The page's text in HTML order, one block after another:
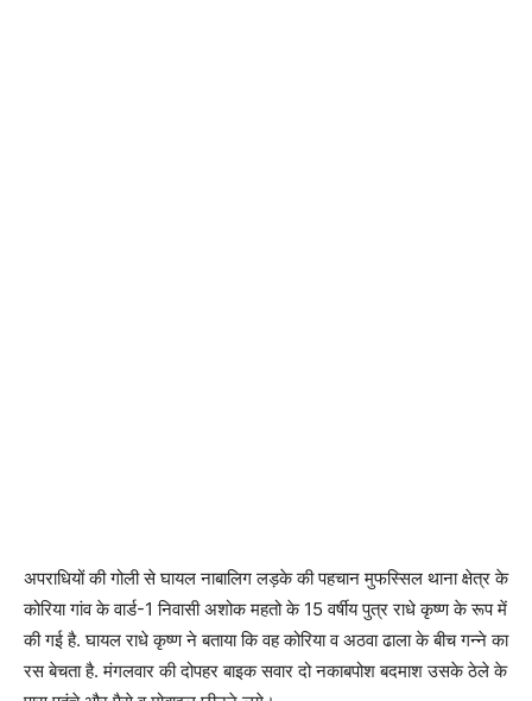
अपराधियों की गोली से घायल नाबालिग लड़के की पहचान मुफस्सिल थाना क्षेत्र के
कोरिया गांव के वार्ड-1 निवासी अशोक महतो के 15 वर्षीय पुत्र राधे कृष्ण के रूप में
की गई है. घायल राधे कृष्ण ने बताया कि वह कोरिया व अठवा ढाला के बीच गन्ने का
रस बेचता है. मंगलवार की दोपहर बाइक सवार दो नकाबपोश बदमाश उसके ठेले के